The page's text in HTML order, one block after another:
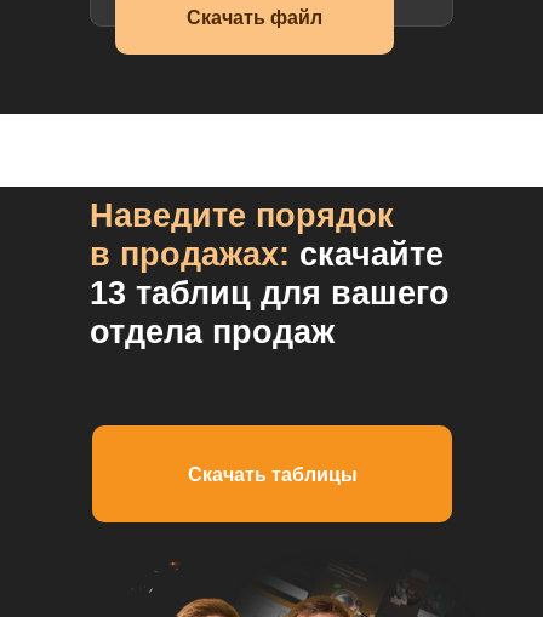
Скачать файл
Скачать таблицы
Наведите порядок
в продажах: скачайте
13 таблиц для вашего
отдела продаж